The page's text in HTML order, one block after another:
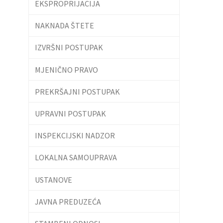
EKSPROPRIJACIJA
NAKNADA ŠTETE
IZVRŠNI POSTUPAK
MJENIČNO PRAVO
PREKRŠAJNI POSTUPAK
UPRAVNI POSTUPAK
INSPEKCIJSKI NADZOR
LOKALNA SAMOUPRAVA
USTANOVE
JAVNA PREDUZEĆA